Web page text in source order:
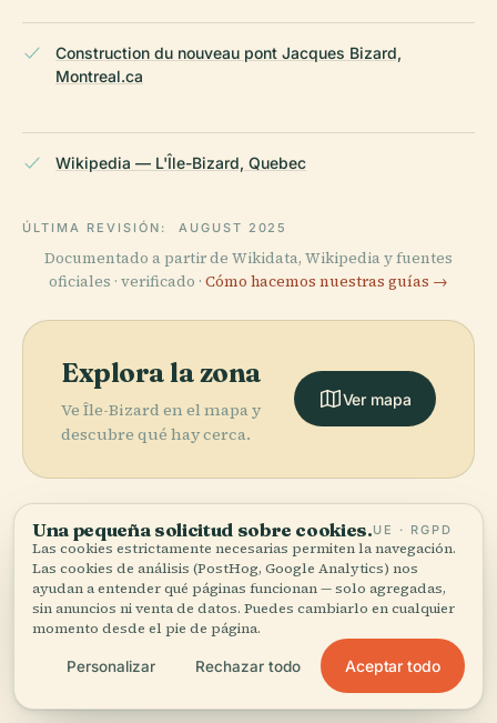
Construction du nouveau pont Jacques Bizard,
Montreal.ca
Wikipedia — L'Île-Bizard, Quebec
ÚLTIMA REVISIÓN: AUGUST 2025
Documentado a partir de Wikidata, Wikipedia y fuentes
oficiales · verificado · Cómo hacemos nuestras guías →
Explora la zona
Ve Île-Bizard en el mapa y
descubre qué hay cerca.
Ver mapa
More inMontreal.
334 lugares por descubrir — unos cuantos que merece
la pena combinar.
Vieux-Port de
Museo de
Bellas Artes de
Montreal
Jardín
Montreal
PLACE
Forum de
Montreal
Una pequeña solicitud sobre cookies.UE · RGPD
Las cookies estrictamente necesarias permiten la navegación.
Las cookies de análisis (PostHog, Google Analytics) nos
ayudan a entender qué páginas funcionan — solo agregadas,
sin anuncios ni venta de datos. Puedes cambiarlo en cualquier
momento desde el pie de página.
Personalizar Rechazar todo Aceptar todo